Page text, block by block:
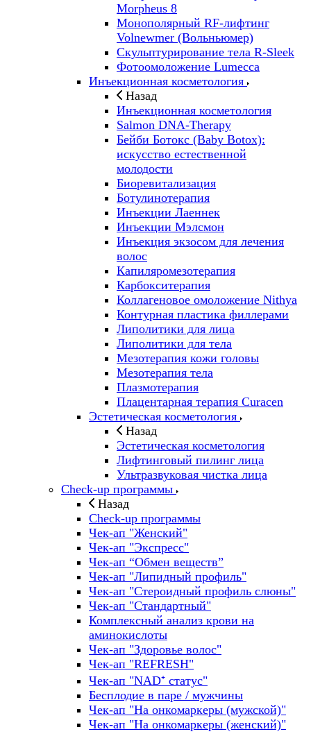
Morpheus 8
Монополярный RF-лифтинг
Volnewmer (Вольньюмер)
Скульптурирование тела R-Sleek
Фотоомоложение Lumecca
Инъекционная косметология
Назад
Инъекционная косметология
Salmon DNA-Therapy
Бейби Ботокс (Baby Botox):
искусство естественной
молодости
Биоревитализация
Ботулинотерапия
Инъекции Лаеннек
Инъекции Мэлсмон
Инъекция экзосом для лечения
волос
Капиляромезотерапия
Карбокситерапия
Коллагеновое омоложение Nithya
Контурная пластика филлерами
Липолитики для лица
Липолитики для тела
Мезотерапия кожи головы
Мезотерапия тела
Плазмотерапия
Плацентарная терапия Curacen
Эстетическая косметология
Назад
Эстетическая косметология
Лифтинговый пилинг лица
Ультразвуковая чистка лица
Check-up программы
Назад
Check-up программы
Чек-ап "Женский"
Чек-ап "Экспресс"
Чек-ап “Обмен веществ”
Чек-ап "Липидный профиль"
Чек-ап "Стероидный профиль слюны"
Чек-ап "Стандартный"
Комплексный анализ крови на
аминокислоты
Чек-ап "Здоровье волос"
Чек-ап "REFRESH"
Чек-ап "NAD⁺ статус"
Бесплодие в паре / мужчины
Чек-ап "На онкомаркеры (мужской)"
Чек-ап "На онкомаркеры (женский)"